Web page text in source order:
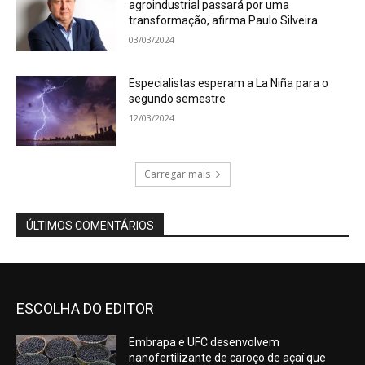
agroindustrial passará por uma
transformação, afirma Paulo Silveira
03/03/2024
Especialistas esperam a La Niña para o
segundo semestre
12/03/2024
Carregar mais
ÚLTIMOS COMENTÁRIOS
ESCOLHA DO EDITOR
Embrapa e UFC desenvolvem
nanofertilizante de caroço de açaí que